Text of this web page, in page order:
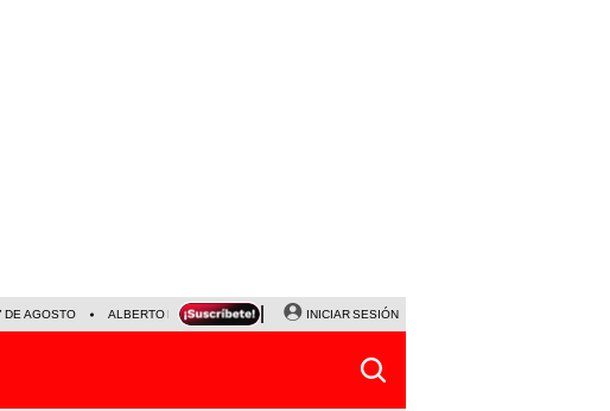
DE AGOSTO ALBERTO BENAVIDES NALDY SALDAÑA
INICIAR SESIÓN